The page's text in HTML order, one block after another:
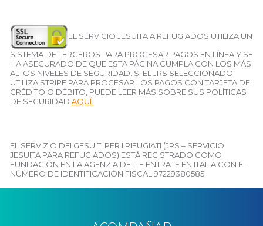
EL SERVICIO JESUITA A REFUGIADOS UTILIZA UN
SISTEMA DE TERCEROS PARA PROCESAR PAGOS EN LÍNEA Y SE
HA ASEGURADO DE QUE ESTA PÁGINA CUMPLA CON LOS MÁS
ALTOS NIVELES DE SEGURIDAD. SI EL JRS SELECCIONADO
UTILIZA STRIPE PARA PROCESAR LOS PAGOS CON TARJETA DE
CRÉDITO O DÉBITO, PUEDE LEER MÁS SOBRE SUS POLÍTICAS
DE SEGURIDAD AQUÍ.
EL SERVIZIO DEI GESUITI PER I RIFUGIATI (JRS – SERVICIO
JESUITA PARA REFUGIADOS) ESTÁ REGISTRADO COMO
FUNDACIÓN EN LA AGENZIA DELLE ENTRATE EN ITALIA CON EL
NÚMERO DE IDENTIFICACIÓN FISCAL 97229380585.